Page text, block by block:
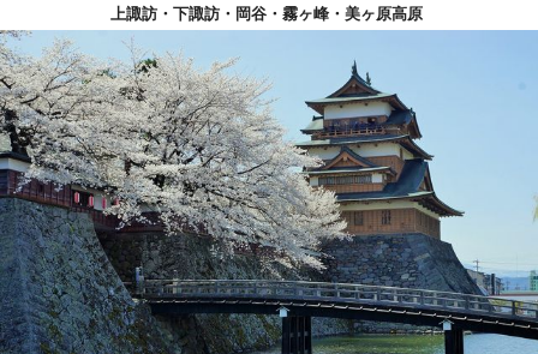
上諏訪・下諏訪・岡谷・霧ヶ峰・美ヶ原高原